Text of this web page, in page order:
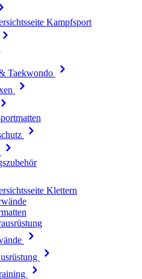
Kampfsport
Taekwondo
Klettern